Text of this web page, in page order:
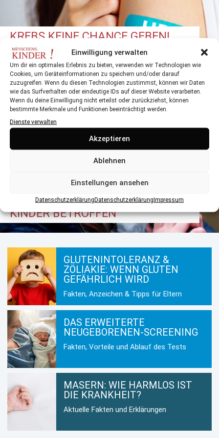
Einwilligung verwalten
Um dir ein optimales Erlebnis zu bieten, verwenden wir Technologien wie
Cookies, um Geräteinformationen zu speichern und/oder darauf
zuzugreifen. Wenn du diesen Technologien zustimmst, können wir Daten
wie das Surfverhalten oder eindeutige IDs auf dieser Website verarbeiten.
Wenn du deine Einwilligung nicht erteilst oder zurückziehst, können
bestimmte Merkmale und Funktionen beeinträchtigt werden.
Dienste verwalten
Akzeptieren
Ablehnen
Einstellungen ansehen
DatenschutzerklärungDatenschutzerklärungImpressum
KREBS KEINE CHANCE GEBEN!
Kinder und Jugendliche gegen HPV impfen und
Krebserkrankungen vorbeugen
GESUNDHEITSRISIKO E-
ZIGARETTEN: JUGENDLICHE UND
KINDER BETROFFEN
GLUTENINTOLERANZ &
ZÖLIAKIE: WENN GLUTEN
GEFÄHRLICH WIRD
Fakten, Anzeichen & Tipps für Eltern
DAS ERWEITERTE
NEUGEBORENEN-SCREENING
Fakten, Vorteile und Ablauf des Tests
MASERN: WIE HARMLOS IST
DIE KRANKHEIT?
Aktuelle Fakten und Erklärungen